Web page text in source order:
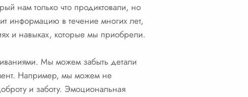
нам только что продиктовали, но
информацию в течение многих лет,
и навыках, которые мы приобрели.
Мы можем забыть детали
Например, мы можем не
и заботу. Эмоциональная